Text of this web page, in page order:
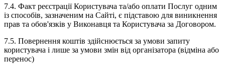
7.4. Факт реєстрації Користувача та/або оплати Послуг одним
із способів, зазначеним на Сайті, є підставою для виникнення
прав та обов'язків у Виконавця та Користувача за Договором.
7.5. Повернення коштів здійснюється за умови запиту
користувача і лише за умови змін від організатора (відміна або
перенос)